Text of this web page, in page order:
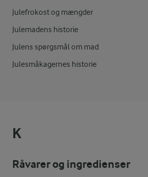
Julefrokost og mængder
Julemadens historie
Julens spørgsmål om mad
Julesmåkagernes historie
K
Råvarer og ingredienser